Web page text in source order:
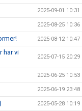
2025-09-01 10:31
2025-08-25 10:36
2025-08-12 10:47
har vi
2025-07-15 20:29
2025-06-25 10:53
2025-06-19 23:48
2025-05-28 10:19